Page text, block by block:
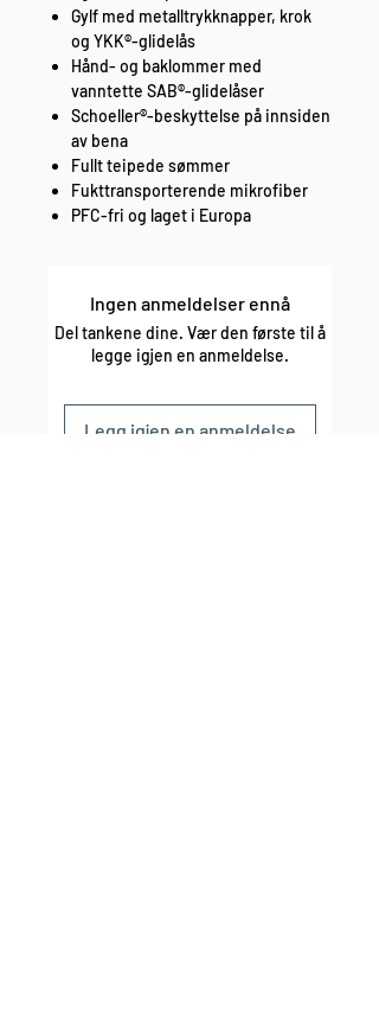
Gylf med metalltrykknapper, krok
og YKK®-glidelås
Hånd- og baklommer med
vanntette SAB®-glidelåser
Schoeller®-beskyttelse på innsiden
av bena
Fullt teipede sømmer
Fukttransporterende mikrofiber
PFC-fri og laget i Europa
Ingen anmeldelser ennå
Del tankene dine. Vær den første til å
legge igjen en anmeldelse.
Legg igjen en anmeldelse